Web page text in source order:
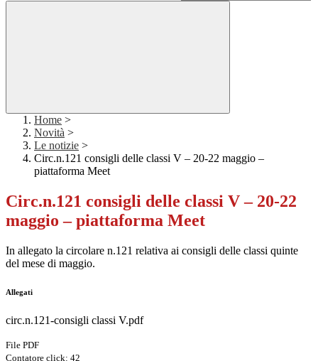
Home >
Novità >
Le notizie >
Circ.n.121 consigli delle classi V – 20-22 maggio –
piattaforma Meet
Circ.n.121 consigli delle classi V – 20-22
maggio – piattaforma Meet
In allegato la circolare n.121 relativa ai consigli delle classi quinte
del mese di maggio.
Allegati
circ.n.121-consigli classi V.pdf
File PDF
Contatore click: 42